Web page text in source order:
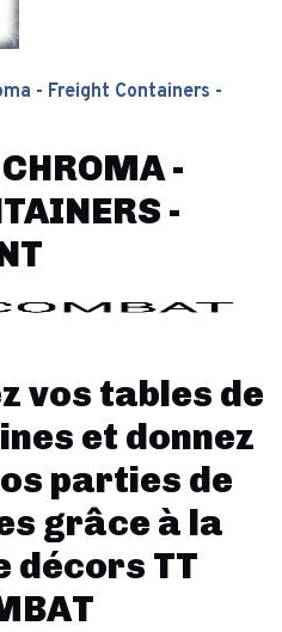
- Freight Containers -
-
-
vos tables de
et donnez
parties de
grâce à la
décors TT